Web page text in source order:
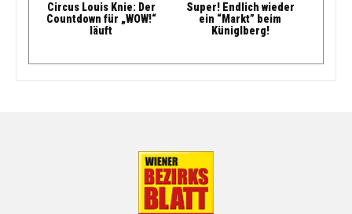
Circus Louis Knie: Der
Countdown für „WOW!“
läuft
Super! Endlich wieder
ein “Markt” beim
Küniglberg!